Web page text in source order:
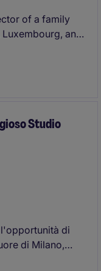
of a family
and
We are
who works with
Studio
di
di Milano,